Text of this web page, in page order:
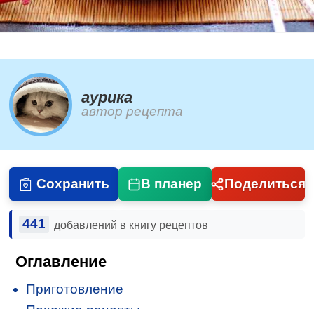
aурика
автор рецепта
Сохранить В планер Поделиться
441 добавлений в книгу рецептов
Оглавление
Приготовление